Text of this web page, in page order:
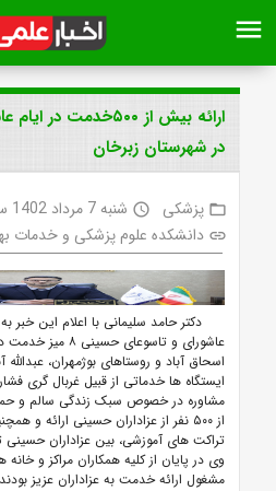
menu
ارائه بیش از
در شهرستان زبرخان
folder_open پزشکی access_time شنبه 7 مرداد 1402 ساعت 5:41
link دانشکده علوم پزشکی و خدمات
دکتر حامد سلیمانی با اعلام این خبر
عاشورای و تاسوعای
اسحاق آباد و روستاهای بوژمهران،
ایستگاه ها خدماتی از قبیل غربال گری
مشاوره در خصوص سبک زندگی سالم و
از ۵۰۰ نفر از عزاداران حسینی ارائه و
تراکت های آموزشی، بین عزاداران حسینی
وی در پایان از کلیه همکاران مراکز و
مشغول ارائه خدمت به عزاداران عزیز